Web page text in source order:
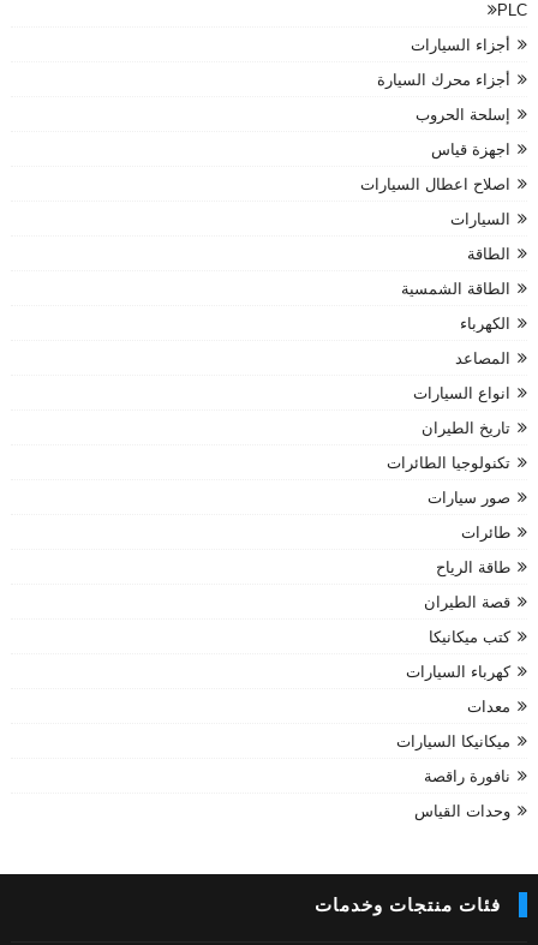
PLC
أجزاء السيارات
أجزاء محرك السيارة
إسلحة الحروب
اجهزة قياس
اصلاح اعطال السيارات
السيارات
الطاقة
الطاقة الشمسية
الكهرباء
المصاعد
انواع السيارات
تاريخ الطيران
تكنولوجيا الطائرات
صور سيارات
طائرات
طاقة الرياح
قصة الطيران
كتب ميكانيكا
كهرباء السيارات
معدات
ميكانيكا السيارات
نافورة راقصة
وحدات القياس
فئات منتجات وخدمات